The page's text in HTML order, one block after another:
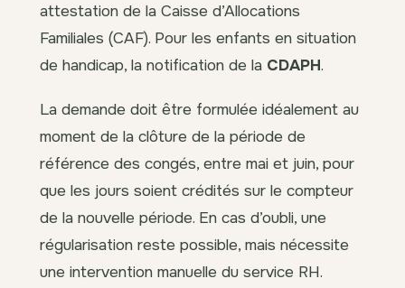
attestation de la Caisse d’Allocations
Familiales (CAF). Pour les enfants en situation
de handicap, la notification de la CDAPH.
La demande doit être formulée idéalement au
moment de la clôture de la période de
référence des congés, entre mai et juin, pour
que les jours soient crédités sur le compteur
de la nouvelle période. En cas d’oubli, une
régularisation reste possible, mais nécessite
une intervention manuelle du service RH.